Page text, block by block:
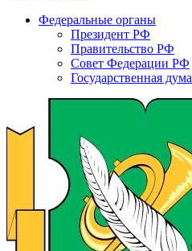
Федеральные органы
Президент РФ
Правительство РФ
Совет Федерации РФ
Государственная дума